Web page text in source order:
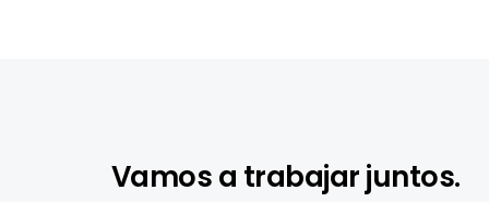
Vamos a trabajar juntos.